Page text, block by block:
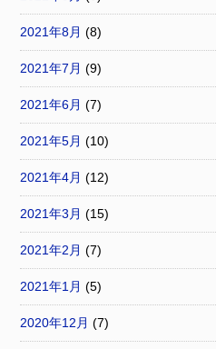
2021年8月 (8)
2021年7月 (9)
2021年6月 (7)
2021年5月 (10)
2021年4月 (12)
2021年3月 (15)
2021年2月 (7)
2021年1月 (5)
2020年12月 (7)